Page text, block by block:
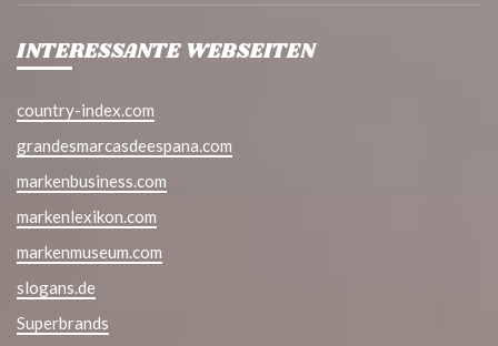
INTERESSANTE WEBSEITEN
country-index.com
grandesmarcasdeespana.com
markenbusiness.com
markenlexikon.com
markenmuseum.com
slogans.de
Superbrands